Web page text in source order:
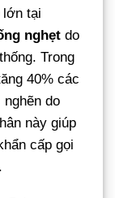
lớn tại
nghẹt do
Trong
40% các
do
này giúp
cấp gọi